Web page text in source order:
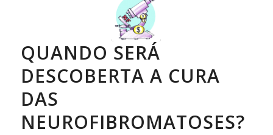
QUANDO SERÁ
DESCOBERTA A CURA
DAS
NEUROFIBROMATOSES?